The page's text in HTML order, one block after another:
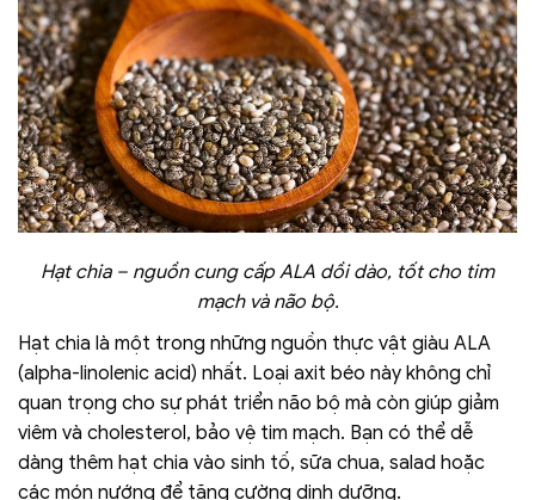
Hạt chia – nguồn cung cấp ALA dồi dào, tốt cho tim
mạch và não bộ.
Hạt chia là một trong những nguồn thực vật giàu ALA
(alpha-linolenic acid) nhất. Loại axit béo này không chỉ
quan trọng cho sự phát triển não bộ mà còn giúp giảm
viêm và cholesterol, bảo vệ tim mạch. Bạn có thể dễ
dàng thêm hạt chia vào sinh tố, sữa chua, salad hoặc
các món nướng để tăng cường dinh dưỡng.